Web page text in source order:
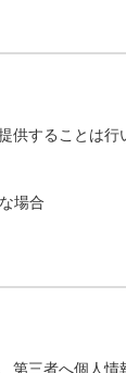
供することは行
場合
第三者へ個人情